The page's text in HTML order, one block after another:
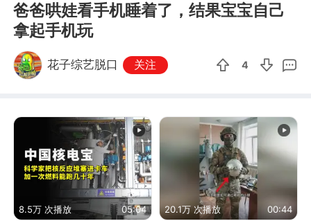
爸爸哄娃看手机睡着了，结果宝宝自己
拿起手机玩
花子综艺脱口 关注 4
8.5万 次播放 05:04 20.1万 次播放 00:44